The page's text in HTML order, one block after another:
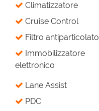
Climatizzatore
Cruise Control
Filtro antiparticolato
Immobilizzatore
elettronico
Lane Assist
PDC